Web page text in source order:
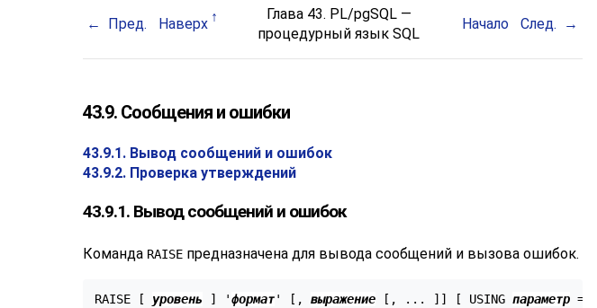
Пред. Наверх
Глава 43. PL/pgSQL—
процедурный язык SQL
Начало След.
43.9. Сообщения и ошибки
43.9.1. Вывод сообщений и ошибок
43.9.2. Проверка утверждений
43.9.1. Вывод сообщений и ошибок
Команда RAISE предназначена для вывода сообщений и вызова ошибок.
RAISE [ уровень ] 'формат' [ , выражение [ , ... ] ] [ USING параметр =